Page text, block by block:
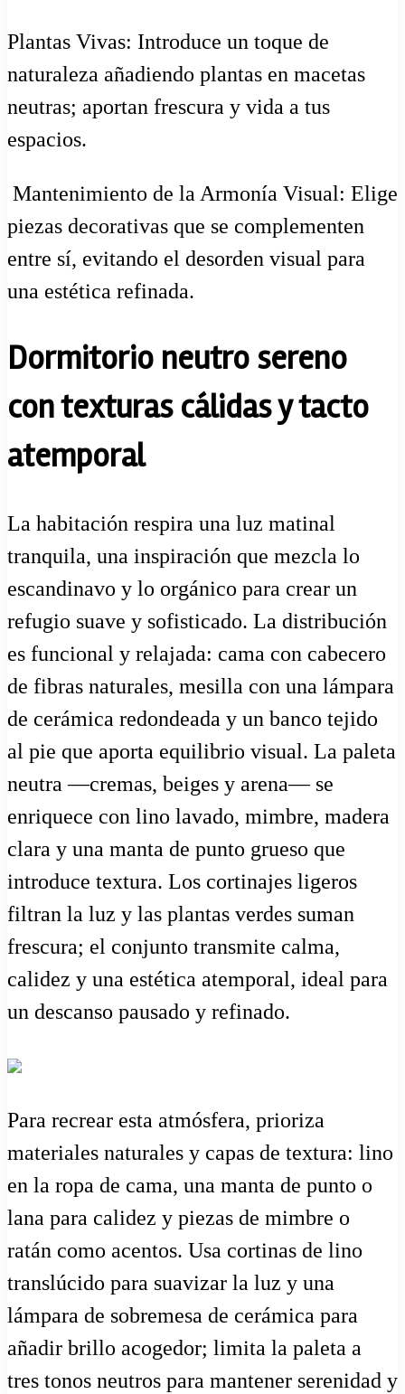
Plantas Vivas: Introduce un toque de
naturaleza añadiendo plantas en macetas
neutras; aportan frescura y vida a tus
espacios.
️ Mantenimiento de la Armonía Visual: Elige
piezas decorativas que se complementen
entre sí, evitando el desorden visual para
una estética refinada.
Dormitorio neutro sereno
con texturas cálidas y tacto
atemporal
La habitación respira una luz matinal
tranquila, una inspiración que mezcla lo
escandinavo y lo orgánico para crear un
refugio suave y sofisticado. La distribución
es funcional y relajada: cama con cabecero
de fibras naturales, mesilla con una lámpara
de cerámica redondeada y un banco tejido
al pie que aporta equilibrio visual. La paleta
neutra —cremas, beiges y arena— se
enriquece con lino lavado, mimbre, madera
clara y una manta de punto grueso que
introduce textura. Los cortinajes ligeros
filtran la luz y las plantas verdes suman
frescura; el conjunto transmite calma,
calidez y una estética atemporal, ideal para
un descanso pausado y refinado.
Para recrear esta atmósfera, prioriza
materiales naturales y capas de textura: lino
en la ropa de cama, una manta de punto o
lana para calidez y piezas de mimbre o
ratán como acentos. Usa cortinas de lino
translúcido para suavizar la luz y una
lámpara de sobremesa de cerámica para
añadir brillo acogedor; limita la paleta a
tres tonos neutros para mantener serenidad y